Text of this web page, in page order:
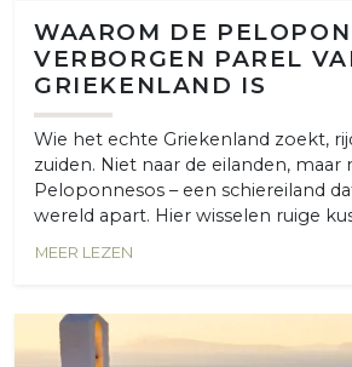
WAAROM DE
VERBORGEN PAREL
GRIEKENLAND IS
Wie het echte Griekenland zoekt,
zuiden. Niet naar de eilanden, maar
Peloponnesos – een schiereiland
wereld apart. Hier wisselen ruige
MEER LEZEN